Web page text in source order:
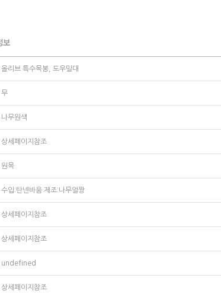
올리브 특수목봉, 도우밀대
무
나무원색
상세페이지참조
원목
수입:탄넨바움 제조:나무얼짱
상세페이지참조
상세페이지참조
undefined
상세페이지참조